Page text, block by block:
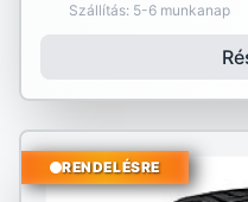
Szállítás: 5-6 munkanap
RENDELÉSRE